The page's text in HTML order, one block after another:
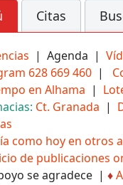
Citas
| Agenda |
628 669 460 |
en Alhama |
Ct. Granada |
como hoy en otros
de publicaciones
se agradece | ♦